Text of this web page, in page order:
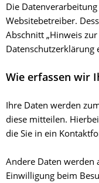
Die
Websitebetreiber.
Abschnitt „Hinweis
Datenschutzerklärung
Wie erfassen wir
Ihre Daten werden
diese mitteilen.
die Sie in ein
Andere Daten werden
Einwilligung beim